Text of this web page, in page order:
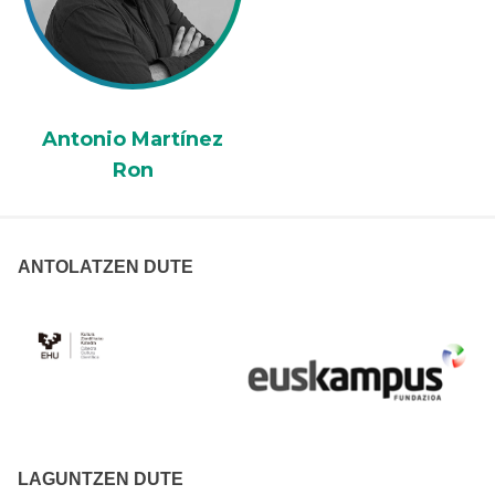
Antonio Martínez
Ron
ANTOLATZEN DUTE
LAGUNTZEN DUTE